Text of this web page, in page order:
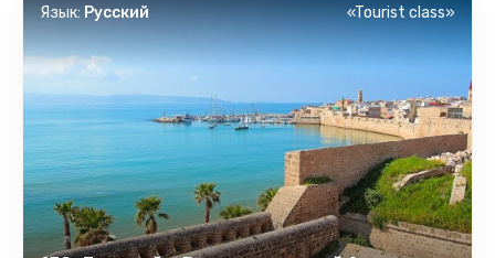
Язык:Русский «Tourist class»